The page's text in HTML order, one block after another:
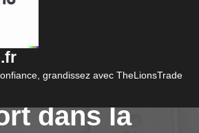
grandissez avec TheLionsTrade
Sportif:
l’Impact du
dans la